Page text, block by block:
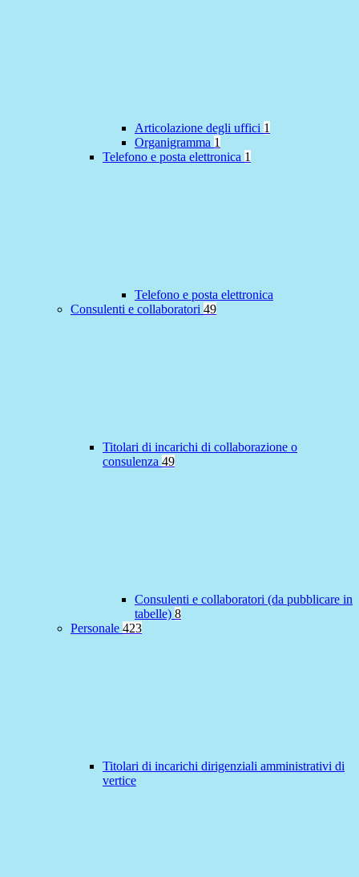
Articolazione degli uffici 1
Organigramma 1
Telefono e posta elettronica 1
Telefono e posta elettronica
Consulenti e collaboratori 49
Titolari di incarichi di collaborazione o
consulenza 49
Consulenti e collaboratori (da pubblicare in
tabelle) 8
Personale 423
Titolari di incarichi dirigenziali amministrativi di
vertice